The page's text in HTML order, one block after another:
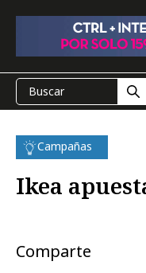
Campañas
Ikea
Comparte